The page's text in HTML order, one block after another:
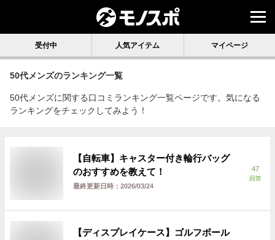
受付中 人気アイテム マイページ
50代メンズのランキング一覧
50代メンズに関する口コミランキング一覧ページです。気になる
ランキングをチェックしてみよう！
【自転車】キャスター付き輪行バッグ
のおすすめを教えて！
最終更新日時： 2026/03/24
47
回答
【ディスプレイケース】ゴルフボール